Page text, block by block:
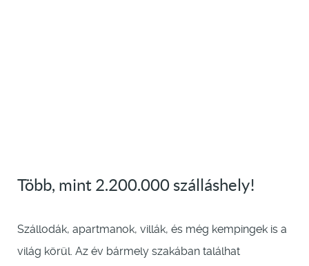
Több, mint 2.200.000 szálláshely!
Szállodák, apartmanok, villák, és még kempingek is a
világ körül. Az év bármely szakában találhat